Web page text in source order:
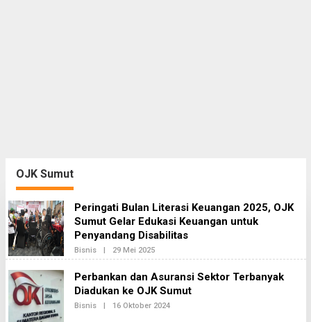
OJK Sumut
Peringati Bulan Literasi Keuangan 2025, OJK
Sumut Gelar Edukasi Keuangan untuk
Penyandang Disabilitas
Bisnis | 29 Mei 2025O
L
H
R
D
Perbankan dan Asuransi Sektor Terbanyak
Diadukan ke OJK Sumut
Bisnis | 16 Oktober 2024O